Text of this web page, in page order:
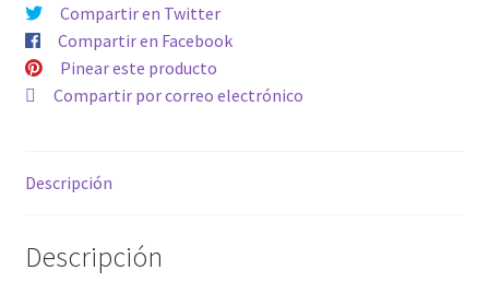
Compartir en Twitter
Compartir en Facebook
Pinear este producto
Compartir por correo electrónico
Descripción
Descripción